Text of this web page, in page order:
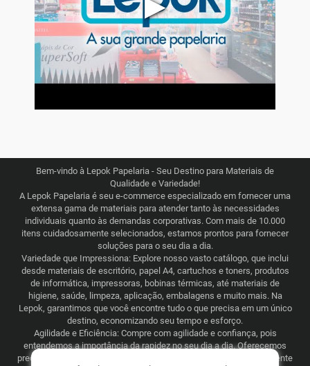
Bem-vindo à Lepok Papelaria - Seu Destino para Materiais de
Qualidade e Variedade!
A Lepok Papelaria é seu e-commerce especializado em fornecer uma
extensa gama de materiais para atender tanto às necessidades
individuais quanto às demandas corporativas. Com mais de 10.000
itens cuidadosamente selecionados, estamos prontos para fornecer
soluções para o seu dia a dia.
Variedade que Impressiona: Explore nosso vasto catálogo, que inclui
desde materiais de escritório, papel A4, cartuchos e toners, produtos
de informática, impressoras, bobinas térmicas, até materiais de
higiene, saúde, limpeza, aplicação, embalagens e muito mais. Na
Lepok, garantimos que você encontre tudo o que precisa em um único
destino, economizando seu tempo e esforço.
Agilidade e Eficiência: Compre com agilidade e confiança, pois
entendemos a importância da rapidez no seu dia a dia. Oferecemos
preços justos e competitivos, combinados com uma logística eficiente